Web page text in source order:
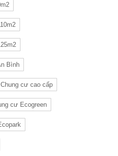
Bình
Chung cư cao cấp
cư Ecogreen